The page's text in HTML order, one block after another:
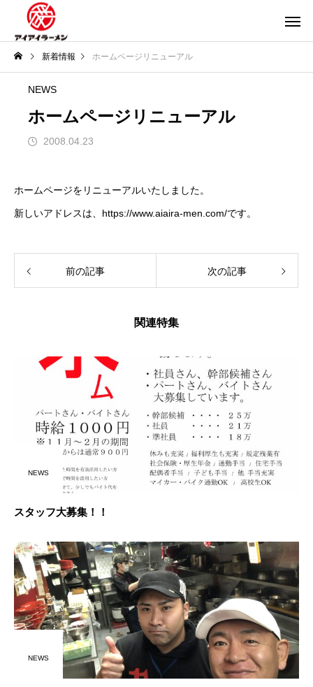
新着情報 ホームページリニューアル
NEWS
ホームページリニューアル
2008.04.23
ホームページをリニューアルいたしました。
新しいアドレスは、https://www.aiaira-men.com/です。
前の記事 次の記事
関連特集
NEWS
スタッフ大募集！！
NEWS